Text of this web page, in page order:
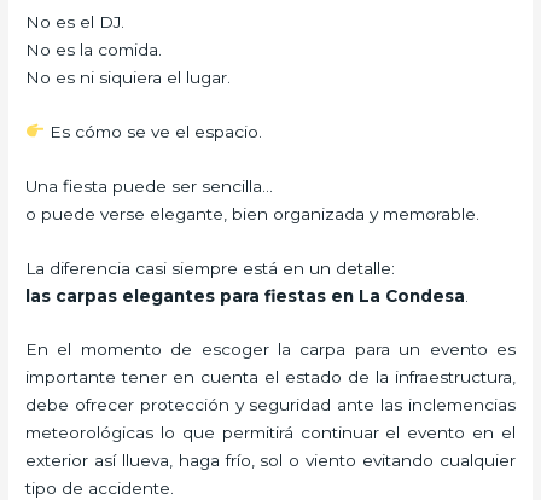
No es el DJ.
No es la comida.
No es ni siquiera el lugar.
Es cómo se ve el espacio.
Una fiesta puede ser sencilla…
o puede verse elegante, bien organizada y memorable.
La diferencia casi siempre está en un detalle:
las carpas elegantes para fiestas en La Condesa
En el momento de escoger la carpa para un evento es
importante tener en cuenta el estado de la infraestructura,
debe ofrecer protección y seguridad ante las inclemencias
meteorológicas lo que permitirá continuar el evento en el
exterior así llueva, haga frío, sol o viento evitando cualquier
tipo de accidente.